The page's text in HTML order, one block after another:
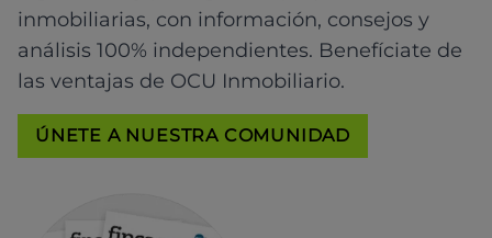
inmobiliarias, con información, consejos y
análisis 100% independientes. Benefíciate de
las ventajas de OCU Inmobiliario.
ÚNETE A NUESTRA COMUNIDAD